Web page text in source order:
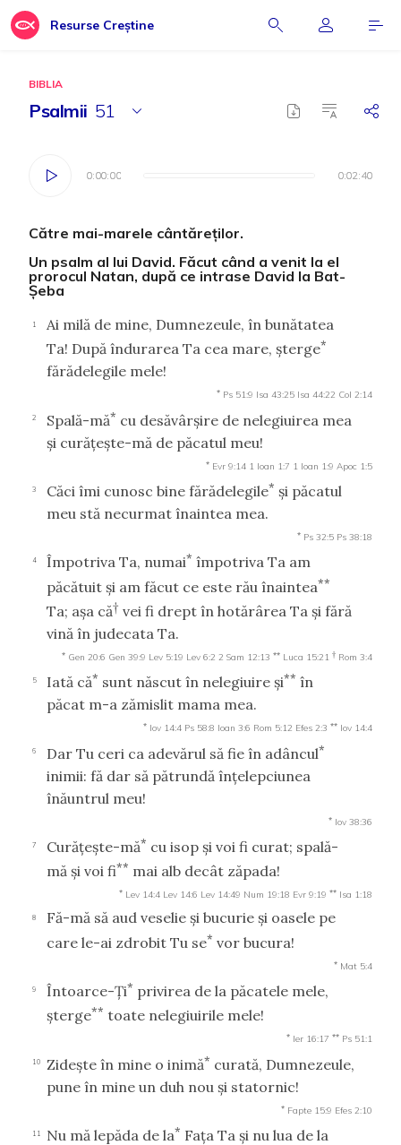
Resurse Creștine
BIBLIA
Psalmii 51
0:00:00 0:02:40
0:00:00 0:02:40
Către mai-marele cântăreţilor.
Un psalm al lui David. Făcut când a venit la el
prorocul Natan, după ce intrase David la Bat-
Şeba
1
Ai milă de mine, Dumnezeule, în bunătatea
Ta! După îndurarea Ta cea mare, şterge*
fărădelegile mele!
* Ps 51:9 Isa 43:25 Isa 44:22 Col 2:14
2 Spală-mă* cu desăvârşire de nelegiuirea mea
şi curăţeşte-mă de păcatul meu!
* Evr 9:14 1 Ioan 1:7 1 Ioan 1:9 Apoc 1:5
3 Căci îmi cunosc bine fărădelegile* şi păcatul
meu stă necurmat înaintea mea.
* Ps 32:5 Ps 38:18
4 Împotriva Ta, numai* împotriva Ta am
păcătuit şi am făcut ce este rău înaintea**
Ta; aşa că† vei fi drept în hotărârea Ta şi fără
vină în judecata Ta.
* Gen 20:6 Gen 39:9 Lev 5:19 Lev 6:2 2 Sam 12:13 ** Luca 15:21 † Rom 3:4
5 Iată că* sunt născut în nelegiuire şi** în
păcat m-a zămislit mama mea.
* Iov 14:4 Ps 58:8 Ioan 3:6 Rom 5:12 Efes 2:3 ** Iov 14:4
6 Dar Tu ceri ca adevărul să fie în adâncul*
inimii: fă dar să pătrundă înţelepciunea
înăuntrul meu!
* Iov 38:36
7 Curăţeşte-mă* cu isop şi voi fi curat; spală-
mă şi voi fi** mai alb decât zăpada!
* Lev 14:4 Lev 14:6 Lev 14:49 Num 19:18 Evr 9:19 ** Isa 1:18
8
Fă-mă să aud veselie şi bucurie şi oasele pe
care le-ai zdrobit Tu se* vor bucura!
* Mat 5:4
9 Întoarce-Ţi* privirea de la păcatele mele,
şterge** toate nelegiuirile mele!
* Ier 16:17 ** Ps 51:1
10 Zideşte în mine o inimă* curată, Dumnezeule,
pune în mine un duh nou şi statornic!
* Fapte 15:9 Efes 2:10
11 Nu mă lepăda de la* Faţa Ta şi nu lua de la